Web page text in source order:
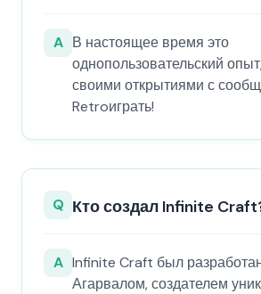
A В настоящее время это
однопользовательский
своими открытиями с
Retroиграть!
Q Кто создал Infinite
A Infinite Craft был
Агарвалом, создателем